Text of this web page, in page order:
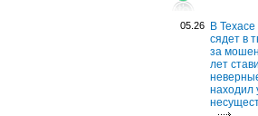
05.26
В
сядет в
за
лет
находил